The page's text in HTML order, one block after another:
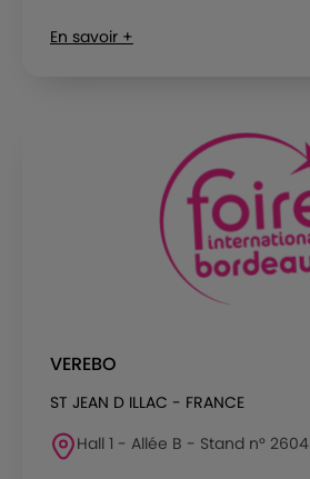
En savoir +
VEREBO
ST JEAN D ILLAC - FRANCE
Hall 1 - Allée B - Stand n° 2604